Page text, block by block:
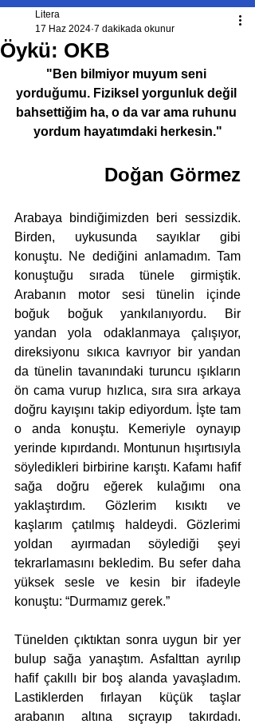
Öykü: OKB
Litera
17 Haz 2024 7 dakikada okunur
"Ben bilmiyor muyum seni
yorduğumu. Fiziksel yorgunluk değil
bahsettiğim ha, o da var ama ruhunu
yordum hayatımdaki herkesin."
Doğan Görmez
Arabaya bindiğimizden beri sessizdik.
Birden, uykusunda sayıklar gibi
konuştu. Ne dediğini anlamadım. Tam
konuştuğu sırada tünele girmiştik.
Arabanın motor sesi tünelin içinde
boğuk boğuk yankılanıyordu. Bir
yandan yola odaklanmaya çalışıyor,
direksiyonu sıkıca kavrıyor bir yandan
da tünelin tavanındaki turuncu ışıkların
ön cama vurup hızlıca, sıra sıra arkaya
doğru kayışını takip ediyordum. İşte tam
o anda konuştu. Kemeriyle oynayıp
yerinde kıpırdandı. Montunun hışırtısıyla
söyledikleri birbirine karıştı. Kafamı hafif
sağa doğru eğerek kulağımı ona
yaklaştırdım. Gözlerim kısıktı ve
kaşlarım çatılmış haldeydi. Gözlerimi
yoldan ayırmadan söylediği şeyi
tekrarlamasını bekledim. Bu sefer daha
yüksek sesle ve kesin bir ifadeyle
konuştu: “Durmamız gerek.”
Tünelden çıktıktan sonra uygun bir yer
bulup sağa yanaştım. Asfalttan ayrılıp
hafif çakıllı bir boş alanda yavaşladım.
Lastiklerden fırlayan küçük taşlar
arabanın altına sıçrayıp takırdadı.